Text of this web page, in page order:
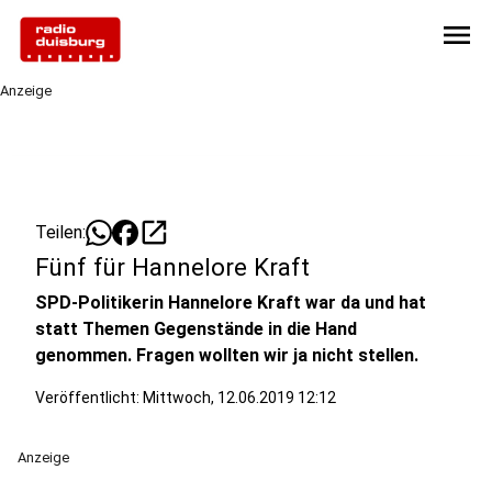
menu
Anzeige
Teilen: open_in_new
Fünf für Hannelore Kraft
SPD-Politikerin Hannelore Kraft war da und hat
statt Themen Gegenstände in die Hand
genommen. Fragen wollten wir ja nicht stellen.
Veröffentlicht: Mittwoch, 12.06.2019 12:12
Anzeige